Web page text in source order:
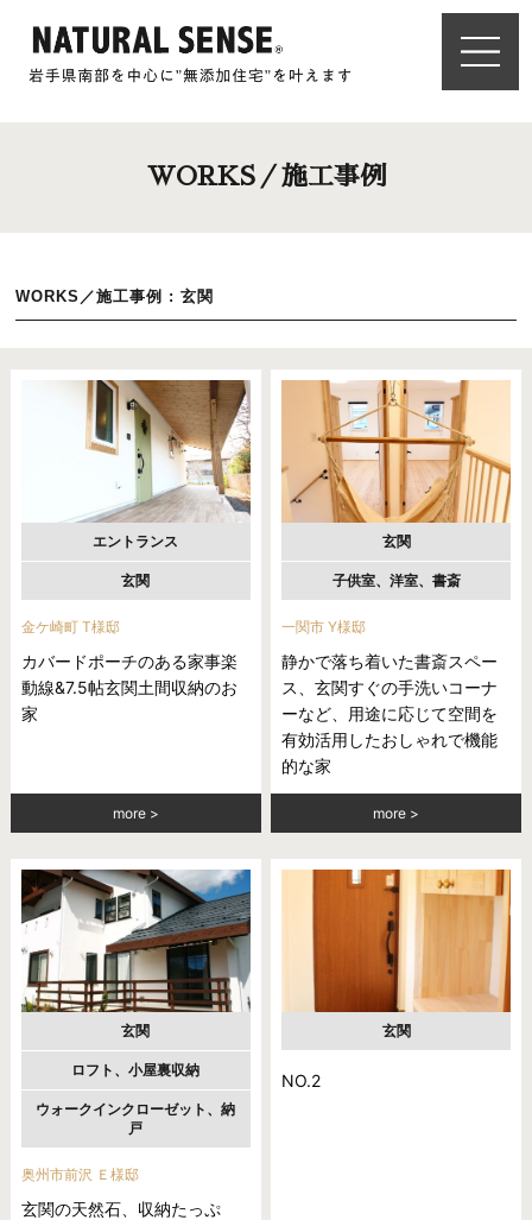
WORKS／施工事例
WORKS／施工事例 : 玄関
エントランス
玄関
金ケ崎町 T様邸
カバードポーチのある家事楽
動線&7.5帖玄関土間収納のお
家
more
玄関
子供室、洋室、書斎
一関市 Y様邸
静かで落ち着いた書斎スペー
ス、玄関すぐの手洗いコーナ
ーなど、用途に応じて空間を
有効活用したおしゃれで機能
的な家
more
玄関
ロフト、小屋裏収納
ウォークインクローゼット、納
戸
奥州市前沢 Ｅ様邸
玄関の天然石、収納たっぷ
玄関
NO.2